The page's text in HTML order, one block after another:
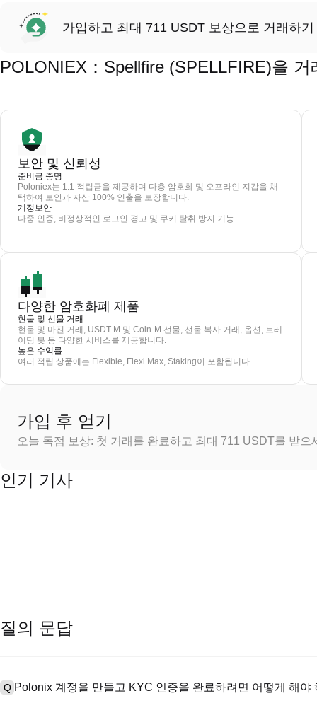
가입하고 최대 711 USDT 보상으로 거래하기
POLONIEX：Spellfire (SPELLFIRE)을
보안 및 신뢰성
준비금 증명
Poloniex는 1:1 적립금을 제공하며 다층 암호화 및 오프라인 지갑을 채
택하여 보안과 자산 100% 인출을 보장합니다.
계정보안
다중 인증, 비정상적인 로그인 경고 및 쿠키 탈취 방지 기능
다양한 암호화폐 제품
현물 및 선물 거래
현물 및 마진 거래, USDT-M 및 Coin-M 선물, 선물 복사 거래, 옵션, 트레
이딩 봇 등 다양한 서비스를 제공합니다.
높은 수익률
여러 적립 상품에는 Flexible, Flexi Max, Staking이 포함됩니다.
가입 후 얻기
오늘 독점 보상: 첫 거래를 완료하고 최대 711 USDT를 받으
인기 기사
질의 문답
Q Polonix 계정을 만들고 KYC 인증을 완료하려면 어떻게 해야